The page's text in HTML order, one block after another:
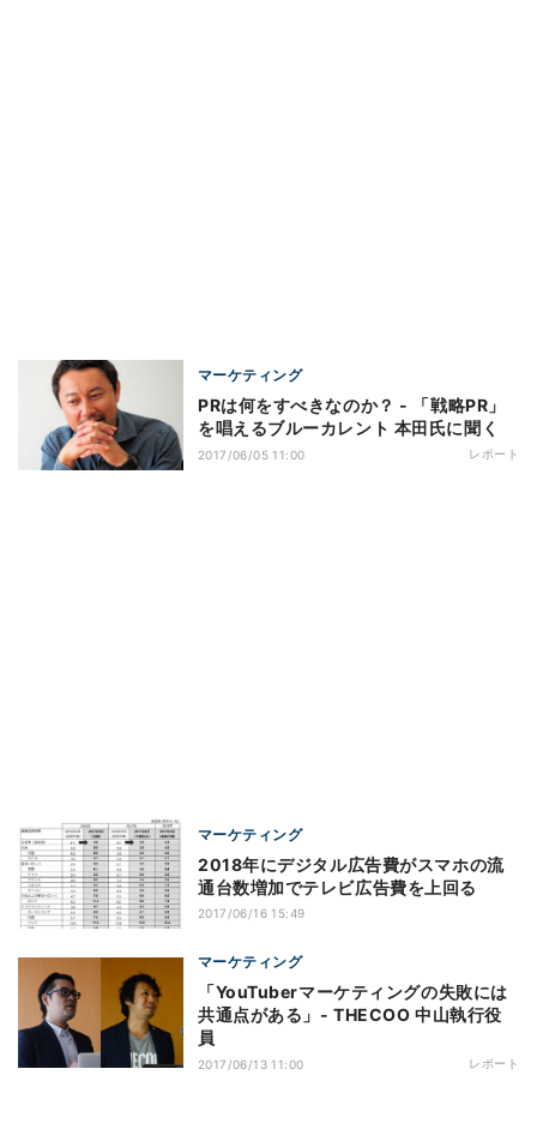
マーケティング
PRは何をすべきなのか？ - 「戦略PR」
を唱えるブルーカレント 本田氏に聞く
2017/06/05 11:00 レポート
マーケティング
2018年にデジタル広告費がスマホの流
通台数増加でテレビ広告費を上回る
2017/06/16 15:49
マーケティング
「YouTuberマーケティングの失敗には
共通点がある」- THECOO 中山執行役
員
2017/06/13 11:00 レポート